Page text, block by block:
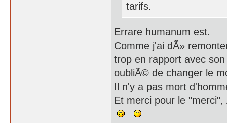
tarifs.
Errare humanum est.
Comme j'ai dÃ»
trop en rapport avec
oubliÃ© de changer le
Il n'y a pas mort
Et merci pour le